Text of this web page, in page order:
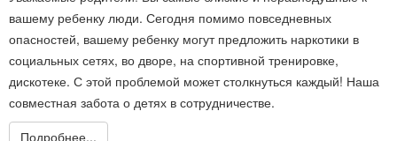
вашему ребенку люди. Сегодня помимо повседневных
опасностей, вашему ребенку могут предложить наркотики в
социальных сетях, во дворе, на спортивной тренировке,
дискотеке. С этой проблемой может столкнуться каждый! Наша
совместная забота о детях в сотрудничестве.
Подробнее...